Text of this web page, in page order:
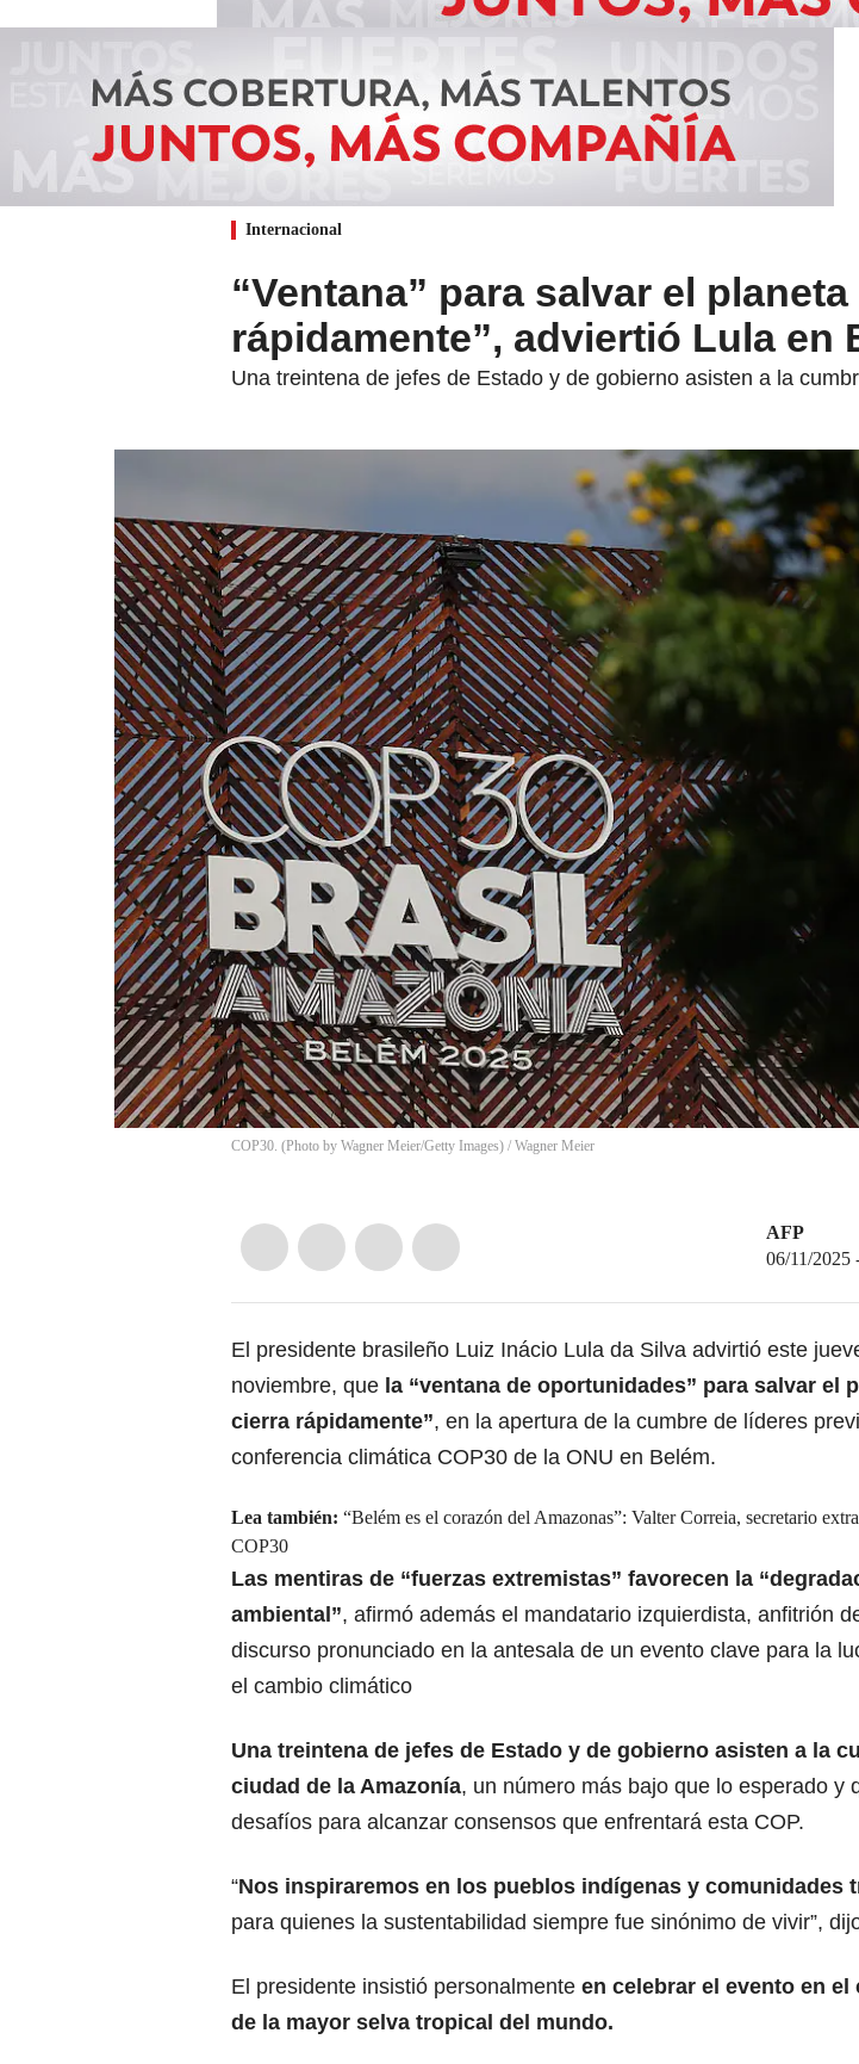
Internacional
“Ventana” para salvar el
rápidamente”, adviertió Lula en
Una treintena de jefes de Estado y de gobierno asisten a la
COP30. (Photo by Wagner Meier/Getty Images) / Wagner Meier
AFP
06/11/2025
El presidente brasileño Luiz Inácio Lula da Silva advirtió este
noviembre, que la “ventana de oportunidades” para salvar el
cierra rápidamente”, en la apertura de la cumbre de líderes
conferencia climática COP30 de la ONU en Belém.
Lea también: “Belém es el corazón del Amazonas”: Valter Correia, secretario
COP30
Las mentiras de “fuerzas extremistas” favorecen la
ambiental”, afirmó además el mandatario izquierdista, anfitrión
discurso pronunciado en la antesala de un evento clave para la
el cambio climático
Una treintena de jefes de Estado y de gobierno asisten a la
ciudad de la Amazonía, un número más bajo que lo esperado y
desafíos para alcanzar consensos que enfrentará esta COP.
“Nos inspiraremos en los pueblos indígenas y comunidades
para quienes la sustentabilidad siempre fue sinónimo de vivir”,
El presidente insistió personalmente en celebrar el evento en el
de la mayor selva tropical del mundo.